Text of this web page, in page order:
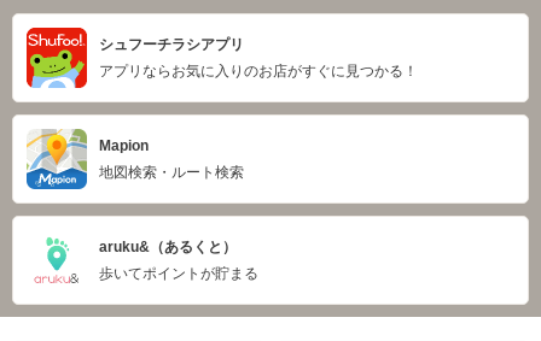
シュフーチラシアプリ
アプリならお気に入りのお店がすぐに見つかる！
Mapion
地図検索・ルート検索
aruku&（あるくと）
歩いてポイントが貯まる